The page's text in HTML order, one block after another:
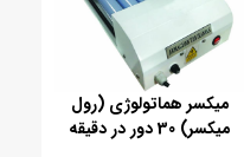
میکسر هماتولوژی (رول
میکسر) 30 دور در دقیقه